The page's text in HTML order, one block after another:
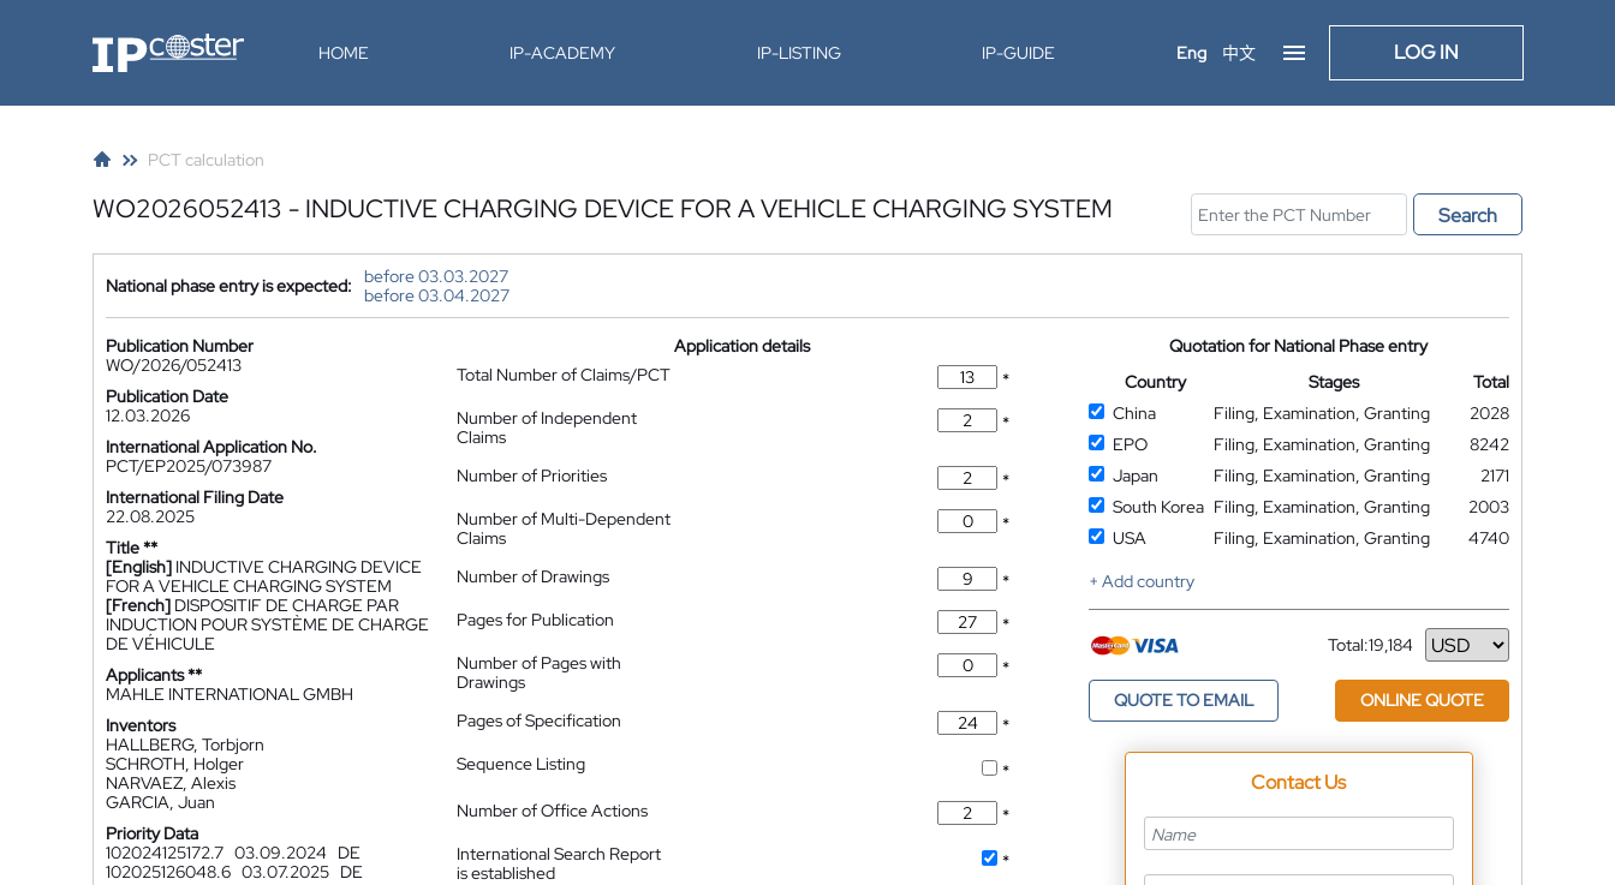
IP-Coster HOME IP-ACADEMY IP-LISTING IP-GUIDE Eng 中文 LOG IN
PCT calculation
WO2026052413 - INDUCTIVE CHARGING DEVICE FOR A VEHICLE CHARGING SYSTEM Search
National phase entry is expected:
before 03.03.2027
before 03.04.2027
Publication Number
WO/2026/052413
Publication Date
12.03.2026
International Application No.
PCT/EP2025/073987
International Filing Date
22.08.2025
Title **
[English] INDUCTIVE CHARGING DEVICE
FOR A VEHICLE CHARGING SYSTEM
[French] DISPOSITIF DE CHARGE PAR
INDUCTION POUR SYSTÈME DE CHARGE
DE VÉHICULE
Applicants **
MAHLE INTERNATIONAL GMBH
Inventors
HALLBERG, Torbjorn
SCHROTH, Holger
NARVAEZ, Alexis
GARCIA, Juan
Priority Data
102024125172.7 03.09.2024
DE
102025126048.6 03.07.2025 DE
Application details
Total Number of Claims/PCT
*
Number of Independent
Claims
*
Number of Priorities
*
Number of Multi-Dependent
Claims
*
Number of Drawings
*
Pages for Publication
*
Number of Pages with
Drawings
*
Pages of Specification
*
Sequence Listing
*
Number of Office Actions
*
International Search Report
is established
*
Quotation for National Phase entry
Country
Stages
Total
China
Filing, Examination, Granting
2028
EPO
Filing, Examination, Granting
8242
Japan
Filing, Examination, Granting
2171
South Korea Filing, Examination, Granting
2003
USA
Filing, Examination, Granting
4740
+ Add country
Total:19,184
Currency
QUOTE TO EMAIL ONLINE QUOTE
Contact Us